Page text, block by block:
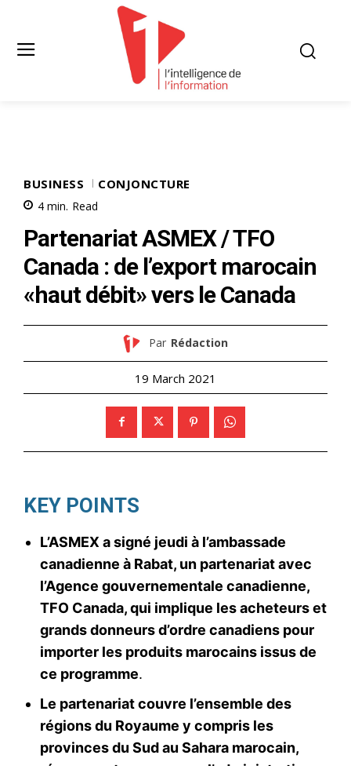
BUSINESS CONJONCTURE
4 min. Read
Partenariat ASMEX / TFO
Canada : de l’export marocain
«haut débit» vers le Canada
Par Rédaction
19 March 2021
KEY POINTS
L’ASMEX a signé jeudi à l’ambassade
canadienne à Rabat, un partenariat avec
l’Agence gouvernementale canadienne,
TFO Canada, qui implique les acheteurs et
grands donneurs d’ordre canadiens pour
importer les produits marocains issus de
ce programme.
Le partenariat couvre l’ensemble des
régions du Royaume y compris les
provinces du Sud au Sahara marocain,